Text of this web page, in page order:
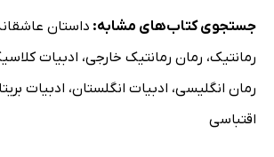
جستجوی کتاب‌های مشابه: داستان
رمانتیک، رمان رمانتیک خارجی، ادبیات
رمان انگلیسی، ادبیات انگلستان، ادبیات
اقتباسی